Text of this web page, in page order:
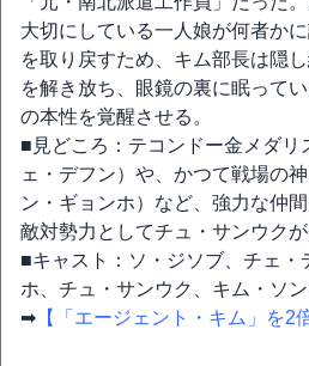
大切にしている一人娘が何者か
を取り戻すため、キム部長は隠
を解き放ち、眼鏡の裏に眠って
の本性を覚醒させる。
■見どころ：テコンドー金メダリ
ェ・デフン）や、かつて戦場の
ン・ギョンホ）など、強力な仲
敵対勢力としてチュ・サンウクが
■キャスト：ソ・ジソブ、チェ・
ホ、チュ・サンウク、キム・ソ
➡ 【「エージェント・キム」を2